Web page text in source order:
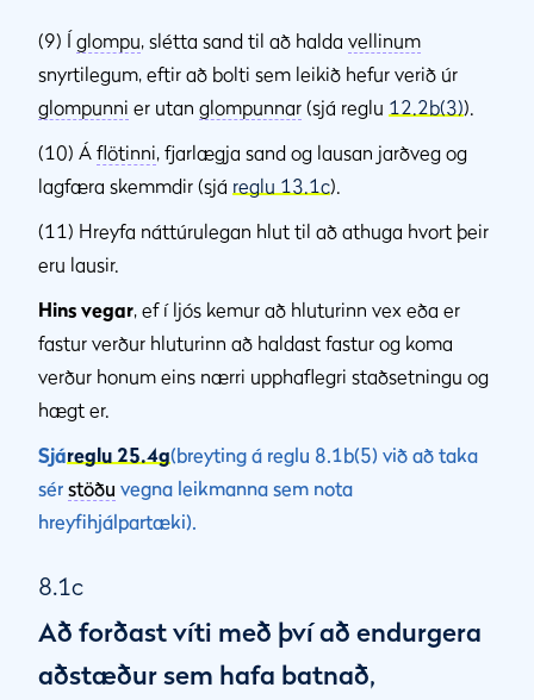
(9) Í glompu, slétta sand til að halda vellinum
snyrtilegum, eftir að bolti sem leikið hefur verið úr
glompunni er utan glompunnar (sjá reglu 12.2b(3)).
(10) Á flötinni, fjarlægja sand og lausan jarðveg og
lagfæra skemmdir (sjá reglu 13.1c).
(11) Hreyfa náttúrulegan hlut til að athuga hvort þeir
eru lausir.
Hins vegar, ef í ljós kemur að hluturinn vex eða er
fastur verður hluturinn að haldast fastur og koma
verður honum eins nærri upphaflegri staðsetningu og
hægt er.
Sjáreglu 25.4g(breyting á reglu 8.1b(5) við að taka
sér stöðu vegna leikmanna sem nota
hreyfihjálpartæki).
8.1c
Að forðast víti með því að endurgera
aðstæður sem hafa batnað,